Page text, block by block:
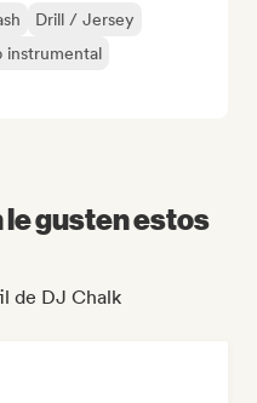
Drill / Jersey
instrumental
gusten estos
de DJ Chalk